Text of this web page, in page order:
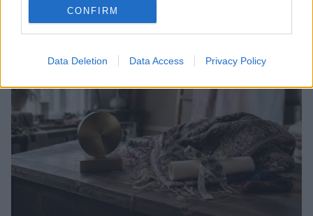
CONFIRM
Data Deletion Data Access Privacy Policy
Beatrice Bonaventura · 7 Ago 2026